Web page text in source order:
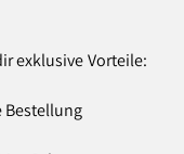
exklusive Vorteile:
Bestellung